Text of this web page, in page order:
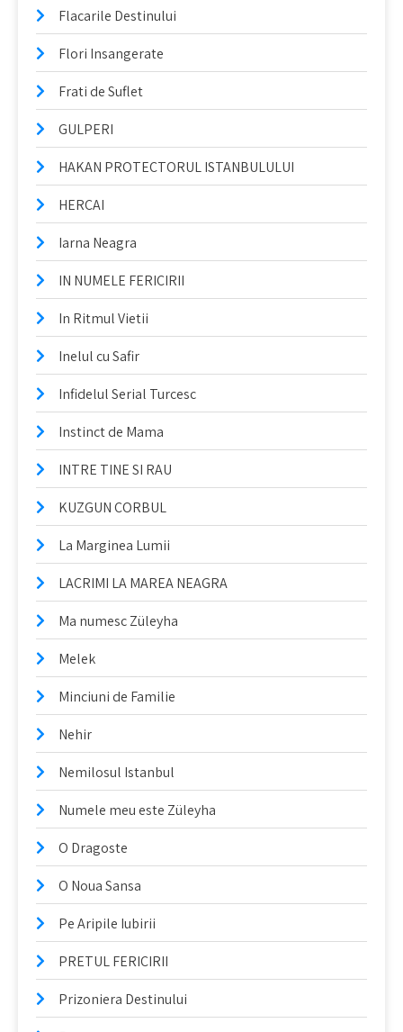
Flacarile Destinului
Flori Insangerate
Frati de Suflet
GULPERI
HAKAN PROTECTORUL ISTANBULULUI
HERCAI
Iarna Neagra
IN NUMELE FERICIRII
In Ritmul Vietii
Inelul cu Safir
Infidelul Serial Turcesc
Instinct de Mama
INTRE TINE SI RAU
KUZGUN CORBUL
La Marginea Lumii
LACRIMI LA MAREA NEAGRA
Ma numesc Züleyha
Melek
Minciuni de Familie
Nehir
Nemilosul Istanbul
Numele meu este Züleyha
O Dragoste
O Noua Sansa
Pe Aripile Iubirii
PRETUL FERICIRII
Prizoniera Destinului